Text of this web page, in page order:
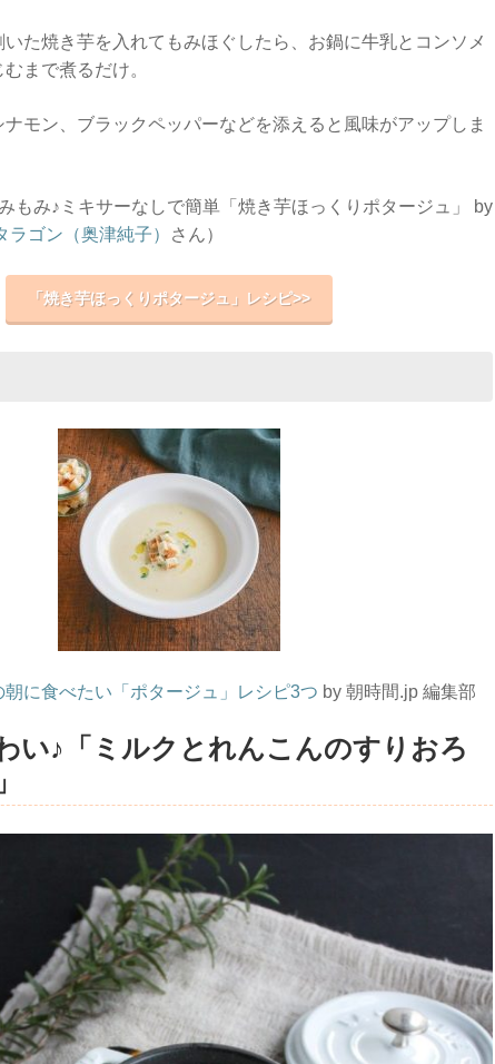
いた焼き芋を入れてもみほぐしたら、お鍋に牛乳とコンソメ
まで煮るだけ。
モン、ブラックペッパーなどを添えると風味がアップしま
もみ♪ミキサーなしで簡単「焼き芋ほっくりポタージュ」 by
ゴン（奥津純子）
さん）
「焼き芋ほっくりポタージュ」レシピ>>
朝に食べたい「ポタージュ」レシピ3つ by 朝時間.jp 編集部
い♪「ミルクとれんこんのすりおろ